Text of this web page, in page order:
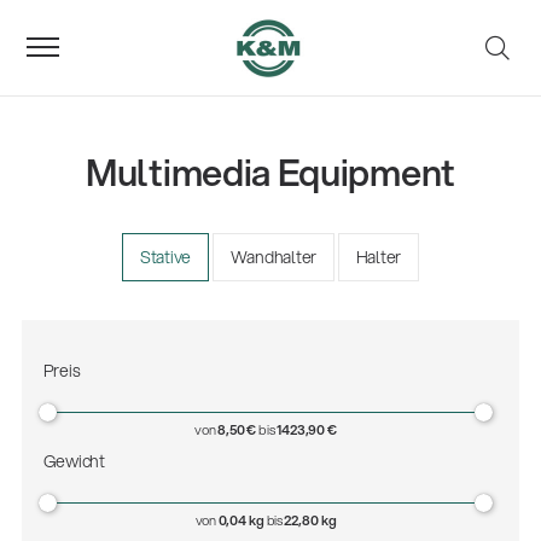
Multimedia Equipment
Stative Wandhalter Halter
Preis
von8,50 €bis1423,90 €
Gewicht
von0,04 kgbis22,80 kg